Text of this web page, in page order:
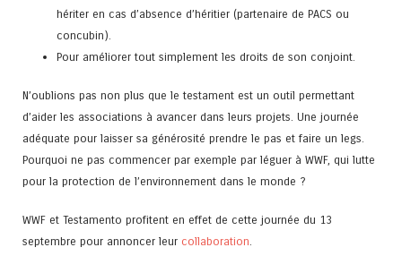
hériter en cas d’absence d’héritier (partenaire de PACS ou
concubin).
Pour améliorer tout simplement les droits de son conjoint.
N’oublions pas non plus que le testament est un outil permettant
d’aider les associations à avancer dans leurs projets. Une journée
adéquate pour laisser sa générosité prendre le pas et faire un legs.
Pourquoi ne pas commencer par exemple par léguer à WWF, qui lutte
pour la protection de l’environnement dans le monde ?
WWF et Testamento profitent en effet de cette journée du 13
septembre pour annoncer leur collaboration